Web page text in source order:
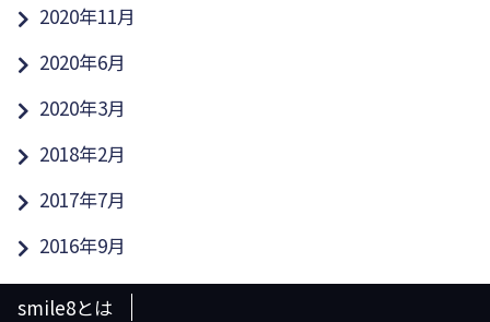
2020年11月
2020年6月
2020年3月
2018年2月
2017年7月
2016年9月
smile8とは